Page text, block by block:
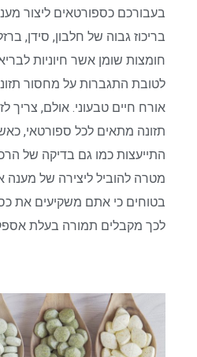
בעבורכם כספורטאים ליצור מענה
בריכוז גבוה של חלבון, סידן, ברזל,
חומצות שומן אשר חיוניות
לטובת התגברות על מחסור
אורח חיים טבעוני. אולם, צריך
תזונה מתאים לכל ספורטאי,
התייעצות כמו גם בדיקה של
מטרה להוביל ליצירה של מענה
בטוחים כי אתם משקיעים את
לכך מקבלים תמורה בעלת